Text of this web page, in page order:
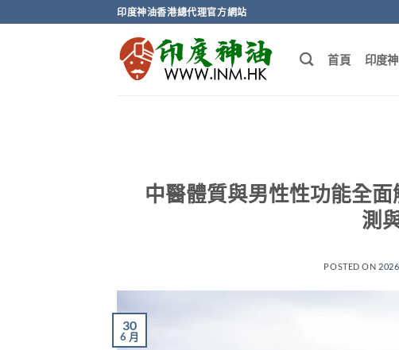
to
印度神油香港總代理官方網站
首頁 印度
中醫體質與男性性功能全
測
POSTED ON
30
6 月